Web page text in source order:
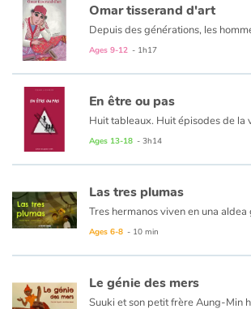
Omar tisserand d'art
Ages 9-12 - 1h17
En être ou pas
Ages 13-18 - 3h14
Las tres plumas
Ages 6-8 - 10 min
Le génie des mers